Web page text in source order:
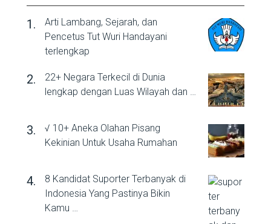
Arti Lambang, Sejarah, dan
Pencetus Tut Wuri Handayani
terlengkap
22+ Negara Terkecil di Dunia
lengkap dengan Luas Wilayah dan …
√ 10+ Aneka Olahan Pisang
Kekinian Untuk Usaha Rumahan
8 Kandidat Suporter Terbanyak di
Indonesia Yang Pastinya Bikin
Kamu …